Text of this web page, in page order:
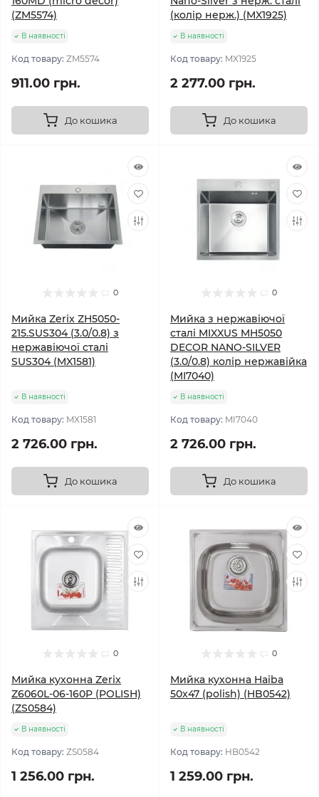
(ZM5574)
В наявності
Код товару: ZM5574
911.00 грн.
До кошика
(колір нерж.) (MX1925)
В наявності
Код товару: MX1925
2 277.00 грн.
До кошика
0
Мийка Zerix ZH5050-
215.SUS304 (3.0/0.8) з
нержавіючої сталі
SUS304 (MX1581)
В наявності
Код товару: MX1581
2 726.00 грн.
До кошика
0
Мийка з нержавіючої
сталі MIXXUS MH5050
DECOR NANO-SILVER
(3.0/0.8) колір нержавійка
(MI7040)
В наявності
Код товару: MI7040
2 726.00 грн.
До кошика
0
Мийка кухонна Zerix
Z6060L-06-160P (POLISH)
(ZS0584)
В наявності
Код товару: ZS0584
1 256.00 грн.
0
Мийка кухонна Haiba
50x47 (polish) (HB0542)
В наявності
Код товару: HB0542
1 259.00 грн.